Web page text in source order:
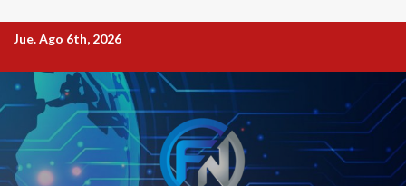
Jue. Ago 6th, 2026